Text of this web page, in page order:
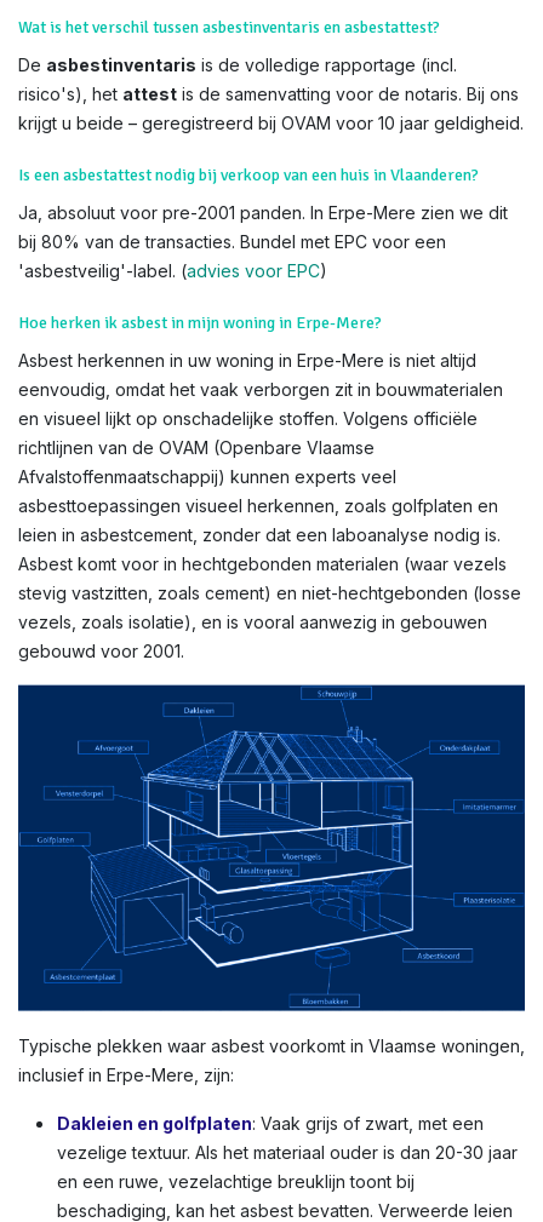
Wat is het verschil tussen asbestinventaris en asbestattest?
De asbestinventaris is de volledige rapportage (incl.
risico's), het attest is de samenvatting voor de notaris. Bij ons
krijgt u beide – geregistreerd bij OVAM voor 10 jaar geldigheid.
Is een asbestattest nodig bij verkoop van een huis in Vlaanderen?
Ja, absoluut voor pre-2001 panden. In Erpe-Mere zien we dit
bij 80% van de transacties. Bundel met EPC voor een
'asbestveilig'-label. (advies voor EPC)
Hoe herken ik asbest in mijn woning in Erpe-Mere?
Asbest herkennen in uw woning in Erpe-Mere is niet altijd
eenvoudig, omdat het vaak verborgen zit in bouwmaterialen
en visueel lijkt op onschadelijke stoffen. Volgens officiële
richtlijnen van de OVAM (Openbare Vlaamse
Afvalstoffenmaatschappij) kunnen experts veel
asbesttoepassingen visueel herkennen, zoals golfplaten en
leien in asbestcement, zonder dat een laboanalyse nodig is.
Asbest komt voor in hechtgebonden materialen (waar vezels
stevig vastzitten, zoals cement) en niet-hechtgebonden (losse
vezels, zoals isolatie), en is vooral aanwezig in gebouwen
gebouwd voor 2001.
Typische plekken waar asbest voorkomt in Vlaamse woningen,
inclusief in Erpe-Mere, zijn:
Dakleien en golfplaten: Vaak grijs of zwart, met een
vezelige textuur. Als het materiaal ouder is dan 20-30 jaar
en een ruwe, vezelachtige breuklijn toont bij
beschadiging, kan het asbest bevatten. Verweerde leien